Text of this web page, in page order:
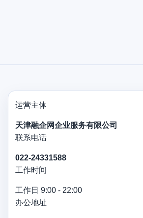
运营主体
天津融企网企业服务有限公司
联系电话
022-24331588
工作时间
工作日 9:00 - 22:00
办公地址